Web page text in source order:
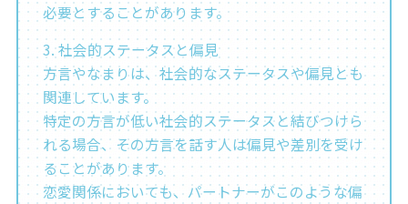
必要とすることがあります。
3. 社会的ステータスと偏見
方言やなまりは、社会的なステータスや偏見とも
関連しています。
特定の方言が低い社会的ステータスと結びつけら
れる場合、その方言を話す人は偏見や差別を受け
ることがあります。
恋愛関係においても、パートナーがこのような偏